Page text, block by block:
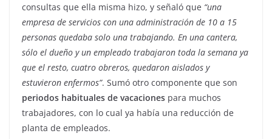
consultas que ella misma hizo, y señaló que “una
empresa de servicios con una administración de 10 a 15
personas quedaba solo una trabajando. En una cantera,
sólo el dueño y un empleado trabajaron toda la semana ya
que el resto, cuatro obreros, quedaron aislados y
estuvieron enfermos”. Sumó otro componente que son
periodos habituales de vacaciones para muchos
trabajadores, con lo cual ya había una reducción de
planta de empleados.